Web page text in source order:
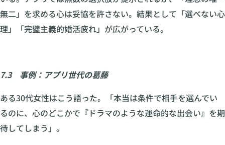
無二」を求める心は妥協を許さない。結果として「選べない心
理」「完璧主義的婚活疲れ」が広がっている。
7.3 事例：アプリ世代の葛藤
ある30代女性はこう語った。「本当は条件で相手を選んでい
るのに、心のどこかで『ドラマのような運命的な出会い』を期
待してしまう」。